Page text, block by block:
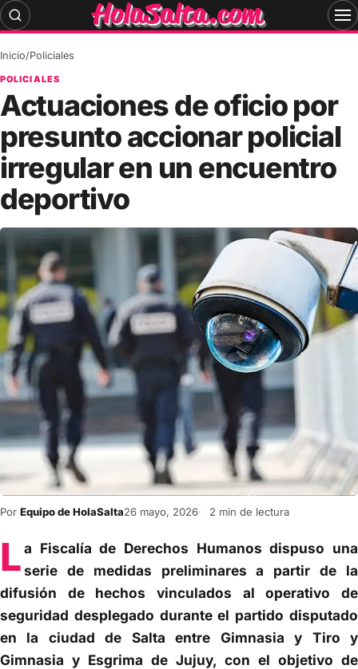
Skip
to
Inicio/Policiales
POLICIALES
Actuaciones de oficio por
presunto accionar policial
irregular en un encuentro
deportivo
Por Equipo de HolaSalta26 mayo, 2026 2 min de lectura
La Fiscalía de Derechos Humanos dispuso una
serie de medidas preliminares a partir de la
difusión de hechos vinculados al operativo de
seguridad desplegado durante el partido disputado
en la ciudad de Salta entre Gimnasia y Tiro y
Gimnasia y Esgrima de Jujuy, con el objetivo de